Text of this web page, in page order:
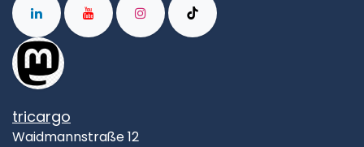
tricargo
Waidmannstraße 12